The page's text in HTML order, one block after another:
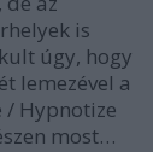
is
úgy, hogy
lemezével a
/ Hypnotize
most…